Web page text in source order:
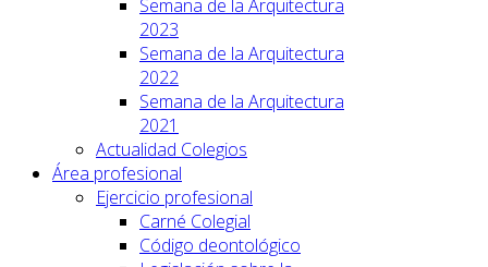
Semana de la Arquitectura
2023
Semana de la Arquitectura
2022
Semana de la Arquitectura
2021
Actualidad Colegios
Área profesional
Ejercicio profesional
Carné Colegial
Código deontológico